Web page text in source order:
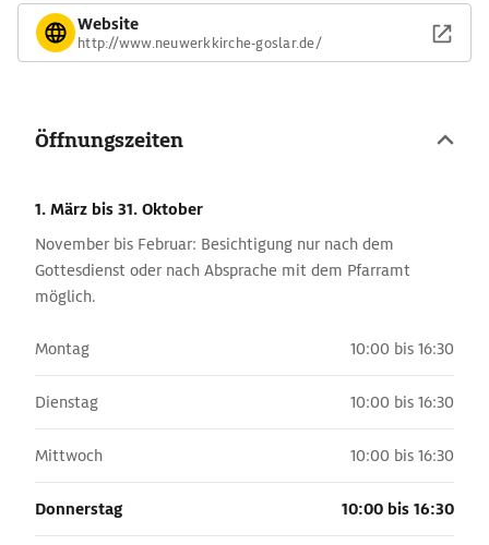
Website
http://www.neuwerkkirche-goslar.de/
Öffnungszeiten
1. März bis 31. Oktober
November bis Februar: Besichtigung nur nach dem
Gottesdienst oder nach Absprache mit dem Pfarramt
möglich.
Montag 10:00 bis 16:30
Dienstag 10:00 bis 16:30
Mittwoch 10:00 bis 16:30
Donnerstag 10:00 bis 16:30